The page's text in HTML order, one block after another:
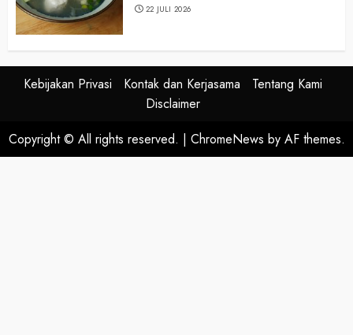
22 JULI 2026
Kebijakan Privasi Kontak dan Kerjasama
Tentang Kami
Disclaimer
Copyright © All rights reserved. | ChromeNews by AF themes.